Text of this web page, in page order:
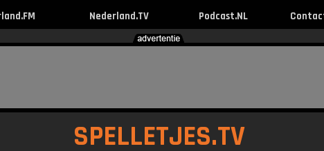
Nederland.TV Podcast.NL
SPELLETJES.TV